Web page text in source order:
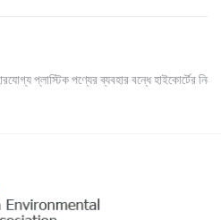
প্লাস্টিক পণ্যের ব্যবহার বন্ধে হাইকোর্টের নির্দেশনা